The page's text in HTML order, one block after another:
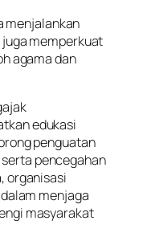
menjalankan
memperkuat
agama dan
edukasi
penguatan
pencegahan
organisasi
menjaga
masyarakat